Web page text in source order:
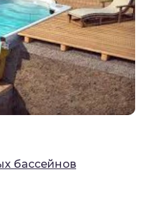
бассейнов